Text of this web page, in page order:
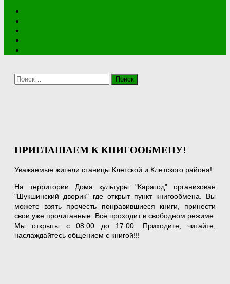
Найти:
ПРИГЛАШАЕМ К КНИГООБМЕНУ!
Уважаемые жители станицы Клетской и Клетского района!
На территории Дома культуры "Карагод" организован
"Шукшинский дворик" где открыт пункт книгообмена. Вы
можете взять прочесть понравившиеся книги, принести
свои,уже прочитанные. Всё проходит в свободном режиме.
Мы открыты с 08:00 до 17:00. Приходите, читайте,
наслаждайтесь общением с книгой!!!